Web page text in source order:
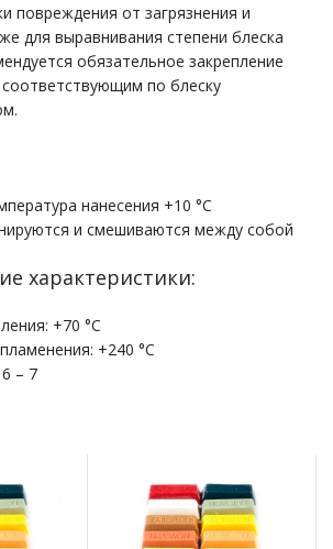
повреждения от загрязнения и
для выравнивания степени блеска
обязательное закрепление
по блеску
нанесения +10 °С
и смешиваются между собой
характеристики:
+70 °С
+240 °С
– 7